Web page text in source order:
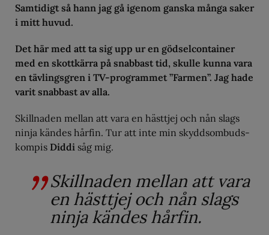
Samtidigt så hann jag gå igenom ganska många saker
i mitt huvud.
Det här med att ta sig upp ur en gödselcontainer
med en skottkärra på snabbast tid, skulle kunna vara
en tävlingsgren i TV-programmet ”Farmen”. Jag hade
varit snabbast av alla.
Skillnaden mellan att vara en hästtjej och nån slags
ninja kändes hårfin. Tur att inte min skyddsombuds-
kompis Diddi såg mig.
Skillnaden mellan att vara
en hästtjej och nån slags
ninja kändes hårfin.